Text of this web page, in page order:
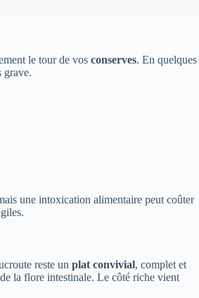
le tour de vos conserves. En quelques
grave.
une intoxication alimentaire peut coûter
reste un plat convivial, complet et
la flore intestinale. Le côté riche vient